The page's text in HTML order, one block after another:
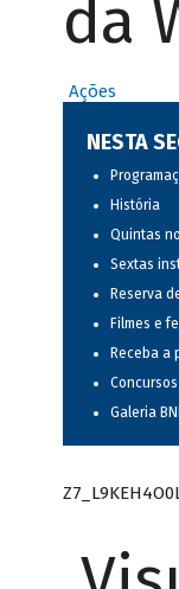
da
Ações
NESTA
História
Quintas
Sextas
Reserva
Filmes e
Receba a
Galeria